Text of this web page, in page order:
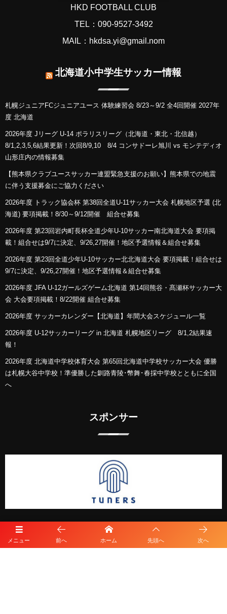
メニュー 前へ ホーム 先頭へ 次へ
HKD FOOTBALL CLUB
TEL：090-9527-3492
MAIL：hkdsa.yi@gmail.nom
北海道小中学生サッカー情報
札幌ジュニアFCジュニアユース 体験練習会 8/23～9/2 全4回開催 2027年
度 北海道
2026年度 Jリーグ U-14 ポラリスリーグ（北海道・東北・北信越）
8/1,2,3,5,6結果更新！次回8/9,10 8/4 コンサドーレ旭川 vs モンテディオ
山形庄内の情報募集
【熊本県クラブユースサッカー連盟緊急支援のお願い】熊本県での地震
に伴う支援募金にご協力ください
2026年度 トラック協会杯 第38回全道U-11サッカー大会 札幌地区予選 (北
海道) 要項掲載！8/30～9/12開催 組合せ募集
2026年度 第23回岩内町長杯全道少年U-10サッカー南北海道大会 要項掲
載！組合せは9/7に決定、9/26,27開催！地区予選情報＆組合せ募集
2026年度 第23回全道少年U-10サッカー北北海道大会 要項掲載！組合せは
9/7に決定、9/26,27開催！地区予選情報＆組合せ募集
2026年度 JFA U-12ガールズゲーム北海道 第14回熊谷・髙瀬杯サッカー大
会 大会要項掲載！8/22開催 組合せ募集
2026年度 サッカーカレンダー【北海道】年間大会スケジュール一覧
2026年度 U-12サッカーリーグ in 北海道 札幌地区リーグ 8/1,2結果速
報！
2026年度 北海道中学校体育大会 第65回北海道中学校サッカー大会 優勝
は札幌大谷中学校！準優勝した釧路青陵･幣舞･春採中学校とともに全国
へ
スポンサー